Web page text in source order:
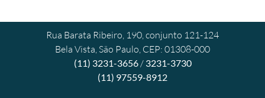
Rua Barata Ribeiro, 190, conjunto 121-124
Bela Vista, São Paulo, CEP: 01308-000
(11) 3231-3656/ 3231-3730
(11) 97559-8912